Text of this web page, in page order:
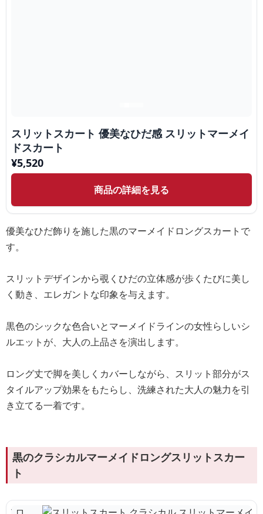
スリットスカート 優美なひだ感 スリットマーメイ
ドスカート
¥5,520
商品の詳細を見る
優美なひだ飾りを施した黒のマーメイドロングスカートで
す。
スリットデザインから覗くひだの立体感が歩くたびに美し
く動き、エレガントな印象を与えます。
黒色のシックな色合いとマーメイドラインの女性らしいシ
ルエットが、大人の上品さを演出します。
ロング丈で脚を美しくカバーしながら、スリット部分がス
タイルアップ効果をもたらし、洗練された大人の魅力を引
き立てる一着です。
黒のクラシカルマーメイドロングスリットスカー
ト